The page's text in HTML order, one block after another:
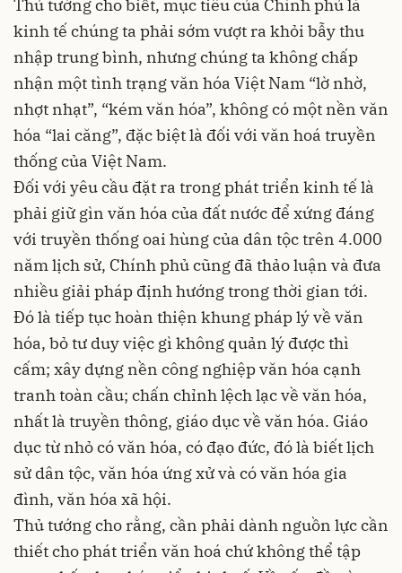
Thủ tướng cho biết, mục tiêu của Chính phủ là
kinh tế chúng ta phải sớm vượt ra khỏi bẫy thu
nhập trung bình, nhưng chúng ta không chấp
nhận một tình trạng văn hóa Việt Nam “lờ nhờ,
nhợt nhạt”, “kém văn hóa”, không có một nền văn
hóa “lai căng”, đặc biệt là đối với văn hoá truyền
thống của Việt Nam.
Đối với yêu cầu đặt ra trong phát triển kinh tế là
phải giữ gìn văn hóa của đất nước để xứng đáng
với truyền thống oai hùng của dân tộc trên 4.000
năm lịch sử, Chính phủ cũng đã thảo luận và đưa
nhiều giải pháp định hướng trong thời gian tới.
Đó là tiếp tục hoàn thiện khung pháp lý về văn
hóa, bỏ tư duy việc gì không quản lý được thì
cấm; xây dựng nền công nghiệp văn hóa cạnh
tranh toàn cầu; chấn chỉnh lệch lạc về văn hóa,
nhất là truyền thông, giáo dục về văn hóa. Giáo
dục từ nhỏ có văn hóa, có đạo đức, đó là biết lịch
sử dân tộc, văn hóa ứng xử và có văn hóa gia
đình, văn hóa xã hội.
Thủ tướng cho rằng, cần phải dành nguồn lực cần
thiết cho phát triển văn hoá chứ không thể tập